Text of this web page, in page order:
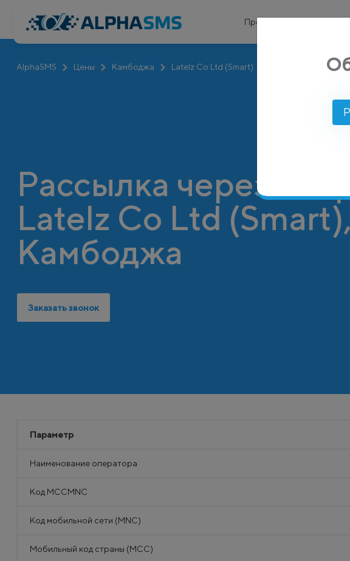
AlphaSMS Цены Камбоджа Latelz Co Ltd (Smart)
Продукты
Рассылка через
Latelz Co Ltd (Smart),
Камбоджа
Заказать звонок
Параметр
Наименование оператора
Код MCCMNC
Код мобильной сети (MNC)
Мобильный код страны (MCC)